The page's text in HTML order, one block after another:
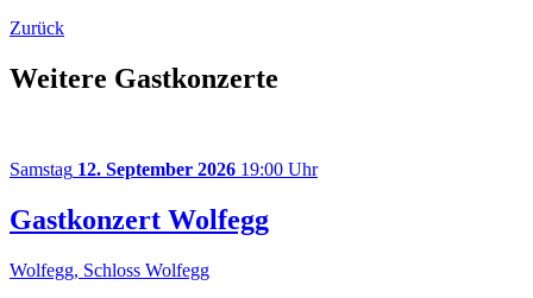
Zurück
Weitere Gastkonzerte
Samstag 12. September 2026 19:00 Uhr
Gastkonzert Wolfegg
Wolfegg, Schloss Wolfegg